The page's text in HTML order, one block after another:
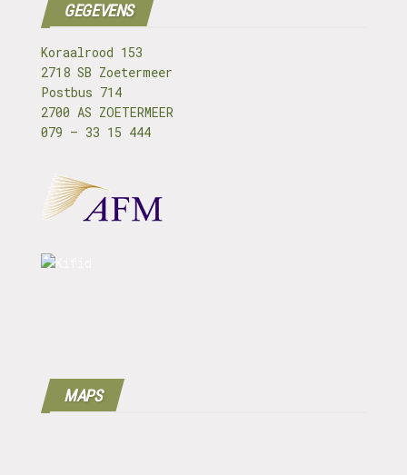
GEGEVENS
Koraalrood 153
2718 SB Zoetermeer
Postbus 714
2700 AS ZOETERMEER
079 – 33 15 444
MAPS